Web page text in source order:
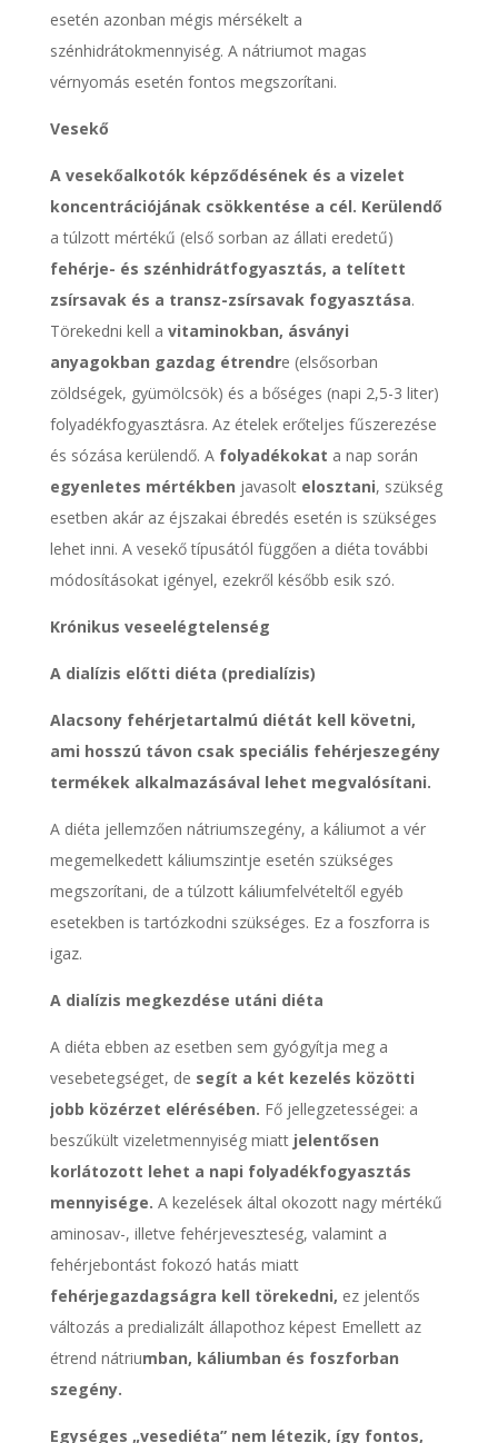
esetén azonban mégis mérsékelt a
szénhidrátokmennyiség. A nátriumot magas
vérnyomás esetén fontos megszorítani.
Vesekő
A vesekőalkotók képződésének és a vizelet
koncentrációjának csökkentése a cél. Kerülendő
a túlzott mértékű (első sorban az állati eredetű)
fehérje- és szénhidrátfogyasztás, a telített
zsírsavak és a transz-zsírsavak fogyasztása.
Törekedni kell a vitaminokban, ásványi
anyagokban gazdag étrendre (elsősorban
zöldségek, gyümölcsök) és a bőséges (napi 2,5-3 liter)
folyadékfogyasztásra. Az ételek erőteljes fűszerezése
és sózása kerülendő. Afolyadékokat a nap során
egyenletes mértékben javasolt elosztani, szükség
esetben akár az éjszakai ébredés esetén is szükséges
lehet inni. A vesekő típusától függően a diéta további
módosításokat igényel, ezekről később esik szó.
Krónikus veseelégtelenség
A dialízis előtti diéta (predialízis)
Alacsony fehérjetartalmú diétát kell követni,
ami hosszú távon csak speciális fehérjeszegény
termékek alkalmazásával lehet megvalósítani.
A diéta jellemzően nátriumszegény, a káliumot a vér
megemelkedett káliumszintje esetén szükséges
megszorítani, de a túlzott káliumfelvételtől egyéb
esetekben is tartózkodni szükséges. Ez a foszforra is
igaz.
A dialízis megkezdése utáni diéta
A diéta ebben az esetben sem gyógyítja meg a
vesebetegséget, de segít a két kezelés közötti
jobb közérzet elérésében. Fő jellegzetességei: a
beszűkült vizeletmennyiség miatt jelentősen
korlátozott lehet a napi folyadékfogyasztás
mennyisége. A kezelések által okozott nagy mértékű
aminosav-, illetve fehérjeveszteség, valamint a
fehérjebontást fokozó hatás miatt
fehérjegazdagságra kell törekedni, ez jelentős
változás a predializált állapothoz képest Emellett az
étrend nátriumban, káliumban és foszforban
szegény.
Egységes „vesediéta” nem létezik, így fontos,